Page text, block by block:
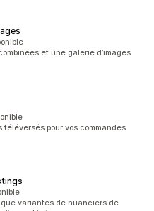
et une galerie d’images
téléversés pour vos commandes
variantes de nuanciers de